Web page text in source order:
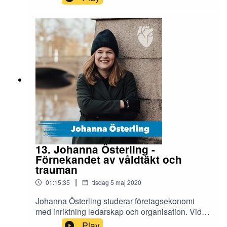
känslor, ego och maskulinitetsnormer inom
kampsport.Följ Växjö
Titans:https://www.instagram.com/vaxjotitans/http
://titans.se/Följ
Covus:https://covus.se/https://www.instagram.co
m/covus.se/
13. Johanna Österling -
Förnekandet av våldtäkt och
trauman
01:15:35 | tisdag 5 maj 2020
Johanna Österling studerar företagsekonomi
med inriktning ledarskap och organisation. Vid
sidan om jobbar hon i Emax, där hon bland annat